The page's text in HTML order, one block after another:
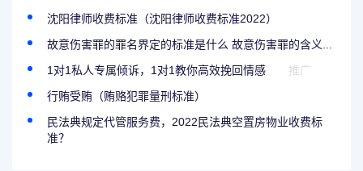
沈阳律师收费标准（沈阳律师收费标准2022）
故意伤害罪的罪名界定的标准是什么 故意伤害罪的含义...
1对1私人专属倾诉，1对1教你高效挽回情感
推广
行贿受贿（贿赂犯罪量刑标准）
民法典规定代管服务费，2022民法典空置房物业收费标
准？